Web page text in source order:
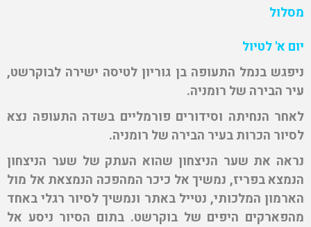
מסלול
יום א' לטיול
ניפגש בנמל התעופה בן גוריון לטיסה ישירה לבוקרשט,
עיר הבירה של רומניה.
לאחר הנחיתה וסידורים פורמליים בשדה התעופה נצא
לסיור הכרות בעיר הבירה של רומניה.
נראה את שער הניצחון שהוא העתק של שער הניצחון
הנמצא בפריז, נמשיך אל כיכר המהפכה הנמצאת אל מול
הארמון המלכותי, נטייל באתר ונמשיך לסיור רגלי באחד
מהפארקים היפים של בוקרשט. בתום הסיור ניסע אל